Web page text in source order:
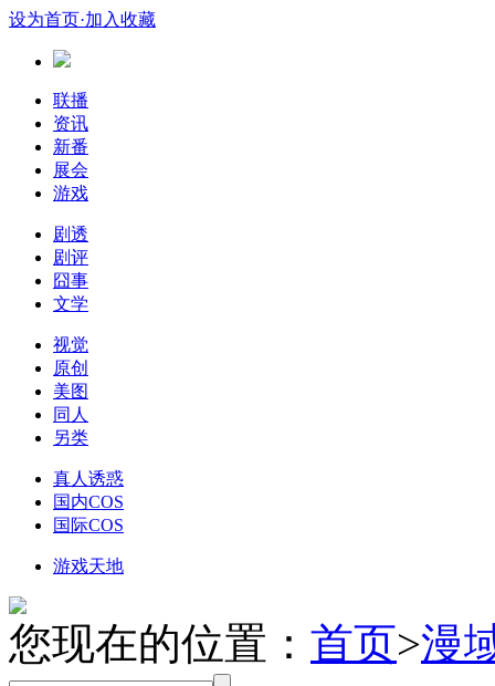
设为首页·加入收藏
联播
资讯
新番
展会
游戏
剧透
剧评
囧事
文学
视觉
原创
美图
同人
另类
真人诱惑
国内COS
国际COS
游戏天地
您现在的位置： 首页>漫